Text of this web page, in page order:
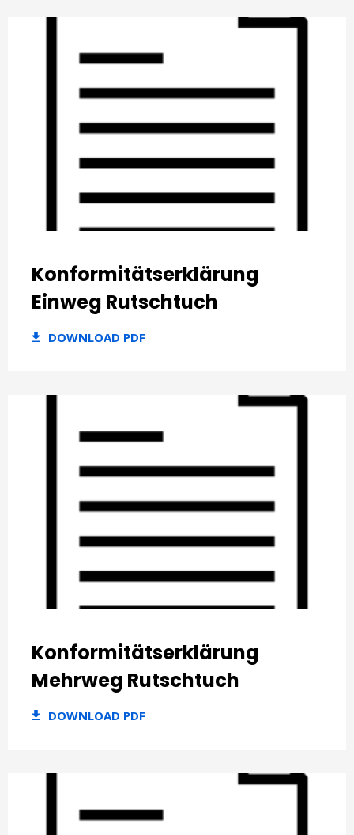
Konformitätserklärung
Einweg Rutschtuch
DOWNLOAD PDF
Konformitätserklärung
Mehrweg Rutschtuch
DOWNLOAD PDF